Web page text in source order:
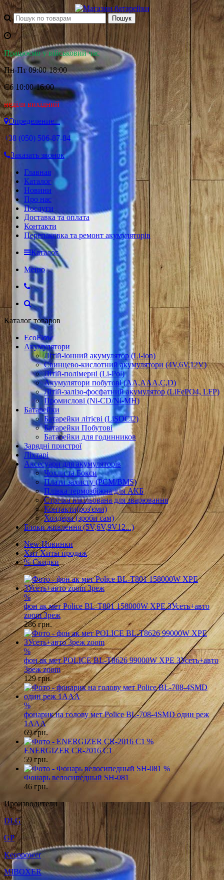
Працюємо у військовий час
Пн-Пт 09:00-18:00
Сб 10:00-16:00
неділя вихідний
Определение...
+38 (050) 506-87-84
Заказать звонок
Главная
Каталог
Новини
Про нас
Послуги
Доставка та оплата
Контакти
Перепаковка та ремонт акумуляторів
Каталог
Меню
Каталог товаров
EcoFlow
Акумулятори
Літій-іонний акумулятор (Li-ion)
Свинцево-кислотний акумулятори (4V,6V,12V)
Літій-полімерні (Li-Pol)
Акумулятори побутові (AA,AAA,C,D)
Літій-залізо-фосфатний акумулятор (LiFePO4, LFP)
Промислові (Ni-CD/Ni-MH)
Батарейки
Батарейки літієві (LiSOCl2)
Батарейки Побутові
Батарейки для годинников
Зарядні пристрої
Ліхтарі
Аксесуари для акумуляторів
Чохли та Бокси
Плати захисту (PCM/BMS)
Плівка термозбіжна для АКБ
Стрічка нікільована для зварювання
Контакти(роз'єми)
Холдери (зроби сам)
Блоки живлення (5V,6V,9V12...)
New Новинки
Хит Хиты продаж
% Скидки
%
фон ак мет Police BL-T801 158000W XPE ЗУсеть+авто
zoom 3реж
286грн.
%
фон ак мет POLICE BL-T8626 99000W XPE ЗУсеть+авто
3реж zoom
129грн.
%
фонарик на голову мет Police BL-708-4SMD один реж
1AAA
69грн.
%
ENERGIZER CR-2016 C1
59 грн.
%
Фонарь велосипедный SH-081
46 грн.
Производители
DLG
GP
Keeppower
MIBOXER